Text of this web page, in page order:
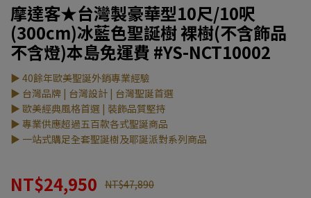
摩達客★台灣製豪華型10尺/10呎
(300cm)冰藍色聖誕樹 裸樹(不含飾品
不含燈)本島免運費 #YS-NCT10002
▶ 40餘年歐美聖誕外銷專業經驗
▶ 台灣品牌 | 台灣設計 | 台灣聖誕首選
▶ 歐美經典風格首選 | 裝飾品質堅持
▶ 專業供應超過五百款各式聖誕商品
▶ 一站式購足全套聖誕樹及耶誕派對系列商品
NT$24,950 NT$47,890